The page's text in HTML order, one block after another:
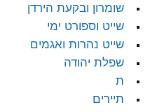
שומרון ובקעת הירדן
שייט וספורט ימי
שייט נהרות ואגמים
שפלת יהודה
ת
תיירים